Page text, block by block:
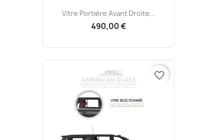
Vitre Portière Avant Droite...
490,00 €
favorite_border